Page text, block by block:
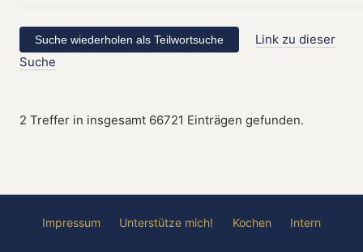
Link zu dieser
Suche
2 Treffer in insgesamt 66721 Einträgen gefunden.
Impressum Unterstütze mich! Kochen Intern